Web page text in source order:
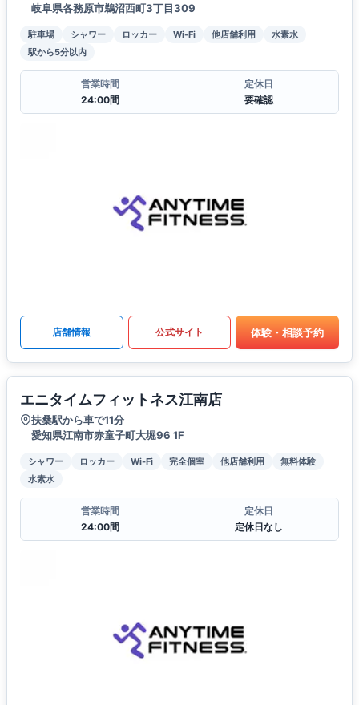
岐阜県各務原市鵜沼西町3丁目309
駐車場 シャワー ロッカー Wi-Fi 他店舗利用
水素水
駅から5分以内
営業時間
24:00間
定休日
要確認
店舗情報 公式サイト 体験・相談予約
エニタイムフィットネス江南店
扶桑駅から車で11分
愛知県江南市赤童子町大堀96 1F
シャワー ロッカー Wi-Fi 完全個室 他店舗利用
無料体験
水素水
営業時間
24:00間
定休日
定休日なし